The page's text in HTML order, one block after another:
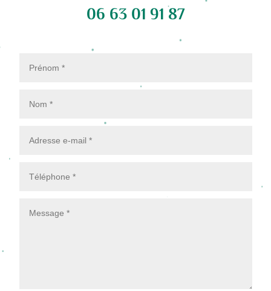
06 63 01 91 87